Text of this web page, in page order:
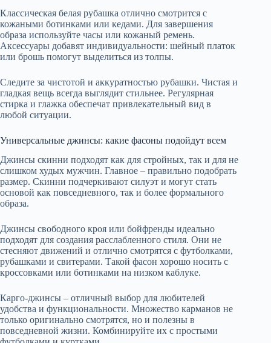
Классическая белая рубашка отлично смотрится с
кожаными ботинками или кедами. Для завершения
образа используйте часы или кожаный ремень.
Аксессуары добавят индивидуальности: шейный платок
или брошь помогут выделиться из толпы.
Следите за чистотой и аккуратностью рубашки. Чистая и
гладкая вещь всегда выглядит стильнее. Регулярная
стирка и глажка обеспечат привлекательный вид в
любой ситуации.
Универсальные джинсы: какие фасоны подойдут всем
Джинсы скинни подходят как для стройных, так и для не
слишком худых мужчин. Главное – правильно подобрать
размер. Скинни подчеркивают силуэт и могут стать
основой как повседневного, так и более формального
образа.
Джинсы свободного кроя или бойфренды идеально
подходят для создания расслабленного стиля. Они не
стесняют движений и отлично смотрятся с футболками,
рубашками и свитерами. Такой фасон хорошо носить с
кроссовками или ботинками на низком каблуке.
Карго-джинсы – отличный выбор для любителей
удобства и функциональности. Множество карманов не
только оригинально смотрятся, но и полезны в
повседневной жизни. Комбинируйте их с простыми